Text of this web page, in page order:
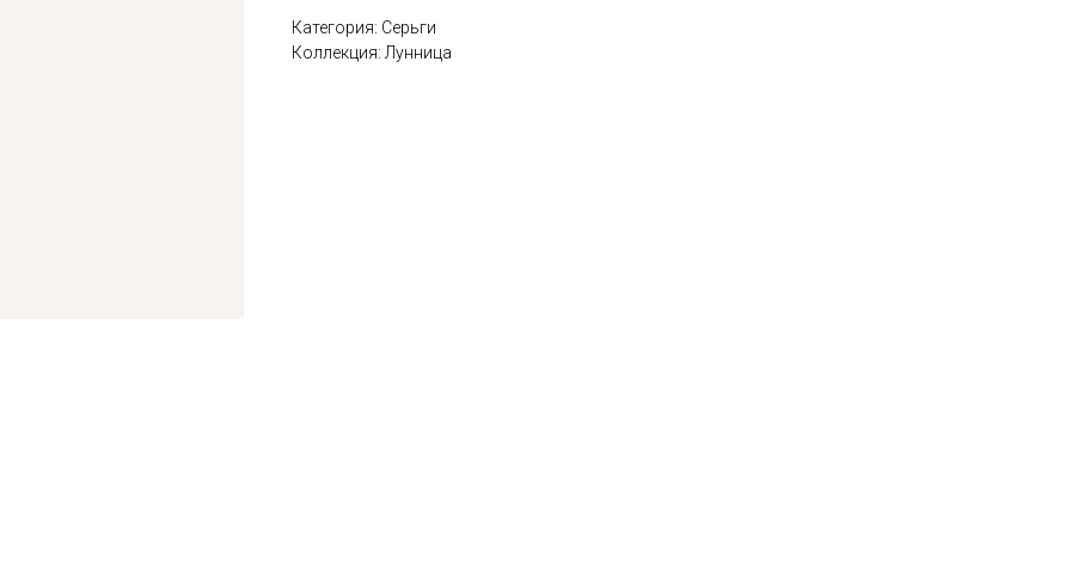
Категория: Серьги
Коллекция: Лунница